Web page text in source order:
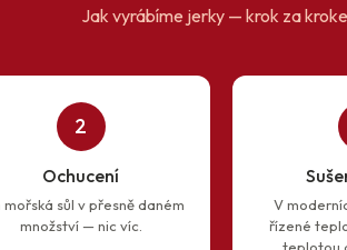
Jak vyrábíme jerky — krok za
2
Ochucení
mořská sůl v přesně daném
množství — nic víc.
V
řízené
teplotou